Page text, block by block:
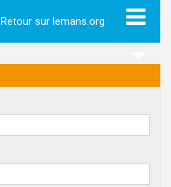
Retour sur lemans.org